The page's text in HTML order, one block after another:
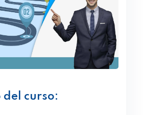
del curso: